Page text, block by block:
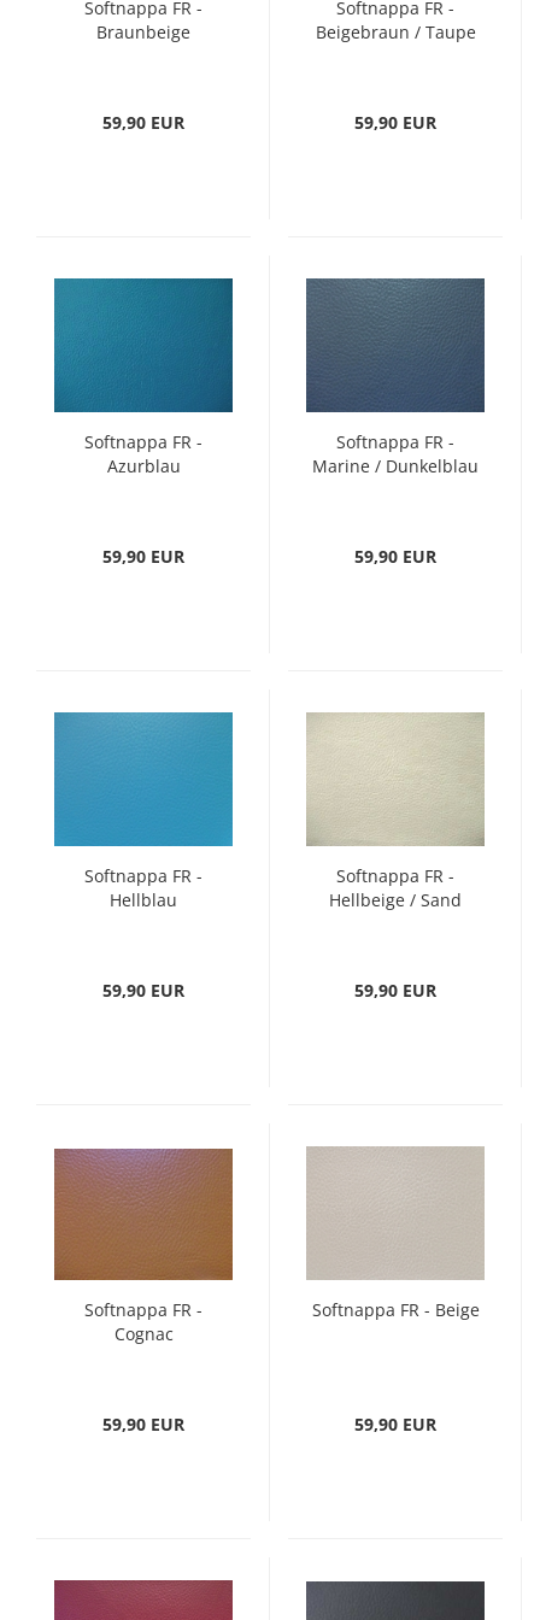
Softnappa FR -
Braunbeige
59,90 EUR
Softnappa FR -
Beigebraun / Taupe
59,90 EUR
Softnappa FR -
Azurblau
59,90 EUR
Softnappa FR -
Marine / Dunkelblau
59,90 EUR
Softnappa FR -
Hellblau
59,90 EUR
Softnappa FR -
Hellbeige / Sand
59,90 EUR
Softnappa FR -
Cognac
59,90 EUR
Softnappa FR - Beige
59,90 EUR